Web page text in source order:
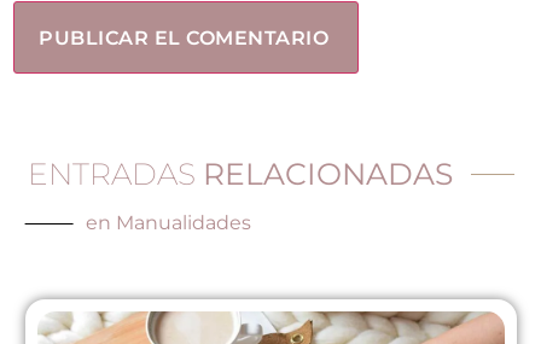
ENTRADAS RELACIONADAS
en Manualidades